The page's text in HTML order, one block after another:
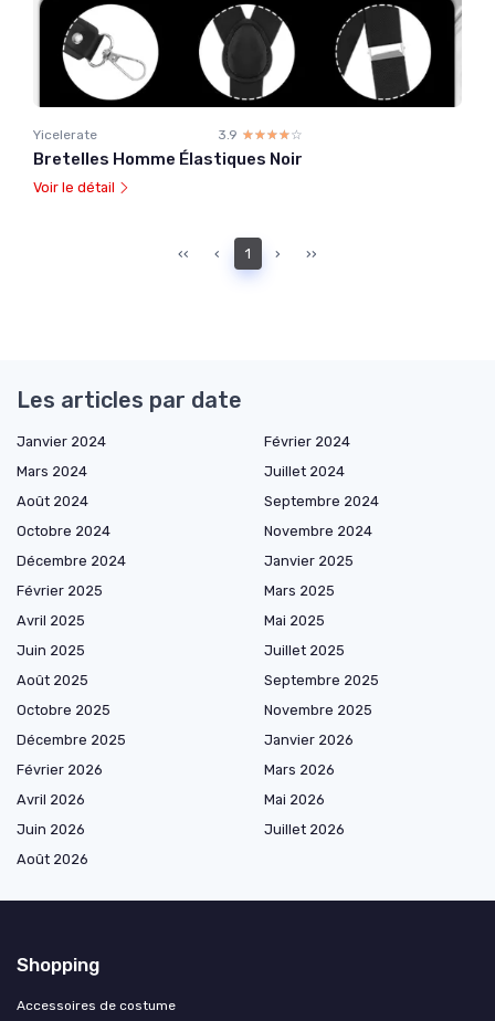
Yicelerate 3.9 ☆☆☆☆☆
★★★★★
Bretelles Homme Élastiques Noir
Voir le détail
‹‹ ‹ 1 › ››
Les articles par date
Janvier 2024
Février 2024
Mars 2024
Juillet 2024
Août 2024
Septembre 2024
Octobre 2024
Novembre 2024
Décembre 2024
Janvier 2025
Février 2025
Mars 2025
Avril 2025
Mai 2025
Juin 2025
Juillet 2025
Août 2025
Septembre 2025
Octobre 2025
Novembre 2025
Décembre 2025
Janvier 2026
Février 2026
Mars 2026
Avril 2026
Mai 2026
Juin 2026
Juillet 2026
Août 2026
Shopping
Accessoires de costume